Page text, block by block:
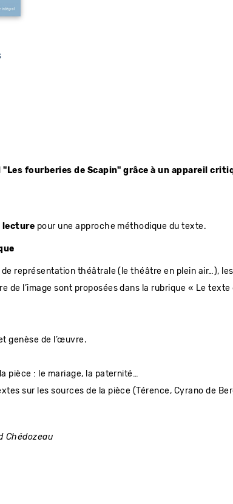
fourberies de Scapin" grâce à un appareil
lecture pour une approche méthodique du texte.
représentation théâtrale (le théâtre en plein air…),
de l’image sont proposées dans la rubrique « Le texte
genèse de l’œuvre.
pièce : le mariage, la paternité…
sur les sources de la pièce (Térence, Cyrano de
Chédozeau